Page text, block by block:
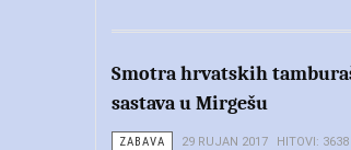
Smotra hrvatskih
sastava u Mirgešu
ZABAVA 29 RUJAN 2017 HITOVI: 3638